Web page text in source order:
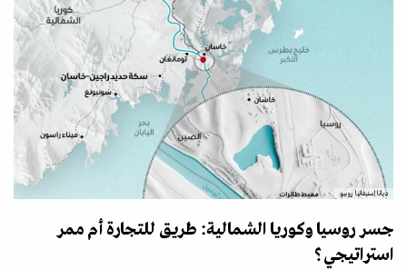
ديانا إستيفانيا روبيو
جسر روسيا وكوريا الشمالية: طريق للتجارة أم ممر
استراتيجي؟